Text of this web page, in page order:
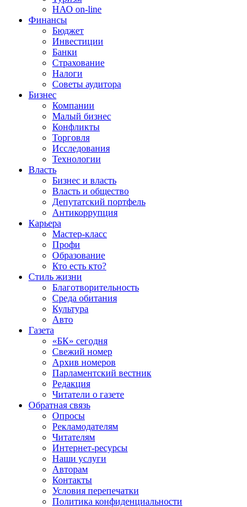
НАО on-line
Финансы
Бюджет
Инвестиции
Банки
Страхование
Налоги
Советы аудитора
Бизнес
Компании
Малый бизнес
Конфликты
Торговля
Исследования
Технологии
Власть
Бизнес и власть
Власть и общество
Депутатский портфель
Антикоррупция
Карьера
Мастер-класс
Профи
Образование
Кто есть кто?
Стиль жизни
Благотворительность
Среда обитания
Культура
Авто
Газета
«БК» сегодня
Свежий номер
Архив номеров
Парламентский вестник
Редакция
Читатели о газете
Обратная связь
Опросы
Рекламодателям
Читателям
Интернет-ресурсы
Наши услуги
Авторам
Контакты
Условия перепечатки
Политика конфиденциальности